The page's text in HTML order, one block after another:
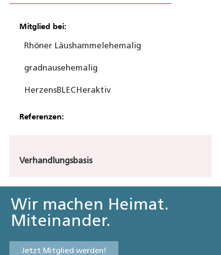
Mitglied bei:
Rhöner Läushammel ehemalig
gradnausehemalig
HerzensBLECHeraktiv
Referenzen:
Verhandlungsbasis
Wir machen Heimat.
Miteinander.
Jetzt Mitglied werden!